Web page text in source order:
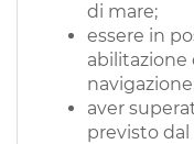
di mare;
essere in
abilitazione
aver
previsto dal